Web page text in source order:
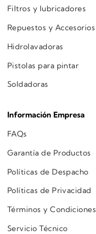
Filtros y lubricadores
Repuestos y Accesorios
Hidrolavadoras
Pistolas para pintar
Soldadoras
Información Empresa
FAQs
Garantía de Productos
Políticas de Despacho
Políticas de Privacidad
Términos y Condiciones
Servicio Técnico